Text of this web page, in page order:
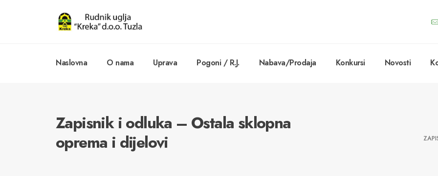
Naslovna O nama Uprava Pogoni / R.J. Nabava/Prodaja Konkursi Novosti
Zapisnik i odluka – Ostala sklopna
oprema i dijelovi